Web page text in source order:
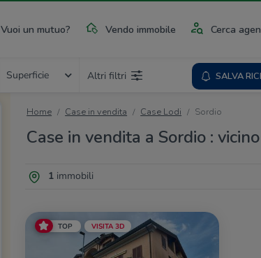
Vuoi un mutuo? Vendo immobile Cerca
Superficie Altri filtri SALVA
Home Case in vendita Case Lodi Sordio
Case in vendita a Sordio :
1immobili
TOP VISITA 3D